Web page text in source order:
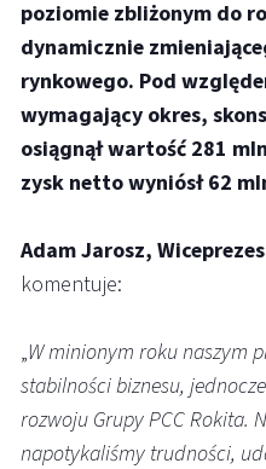
poziomie zbliżonym do
dynamicznie
rynkowego. Pod
wymagający okres,
osiągnął wartość 281
zysk netto wyniósł 62
Adam Jarosz,
komentuje:
„W minionym roku naszym
stabilności biznesu,
rozwoju Grupy PCC Rokita.
napotykaliśmy trudności,